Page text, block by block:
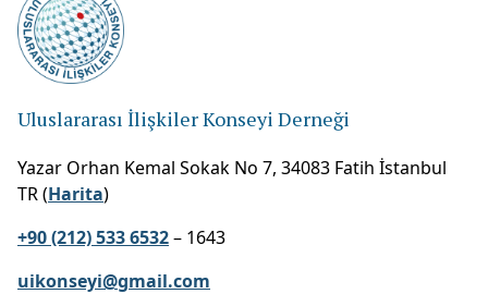
Uluslararası İlişkiler Konseyi Derneği
Yazar Orhan Kemal Sokak No 7, 34083 Fatih İstanbul
TR (Harita)
+90 (212) 533 6532– 1643
uikonseyi@gmail.com